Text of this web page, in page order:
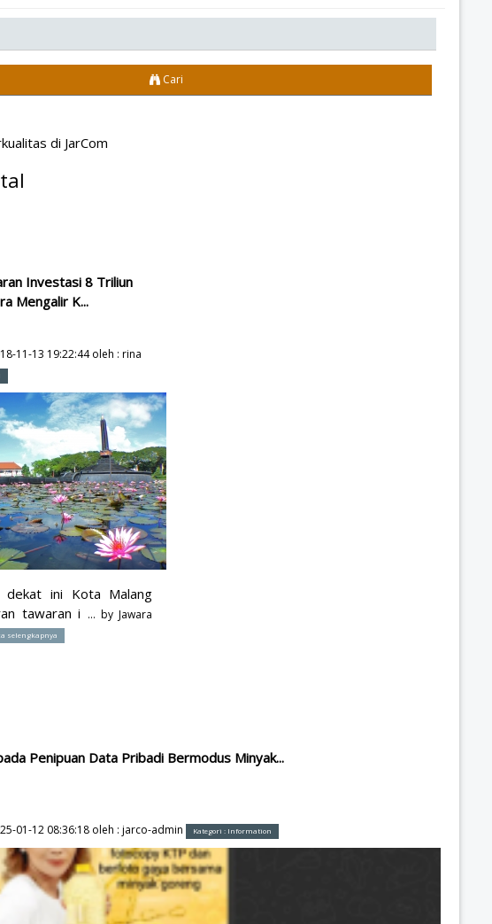
Cari
di JarCom
Investasi 8 Triliun
Mengalir K...
11-13 19:22:44oleh : rina
dekat ini Kota Malang
tawaran i ... byJawara
selengkapnya
Penipuan Data Pribadi Bermodus Minyak...
01-12 08:36:18oleh : jarco-admin Kategori : Information